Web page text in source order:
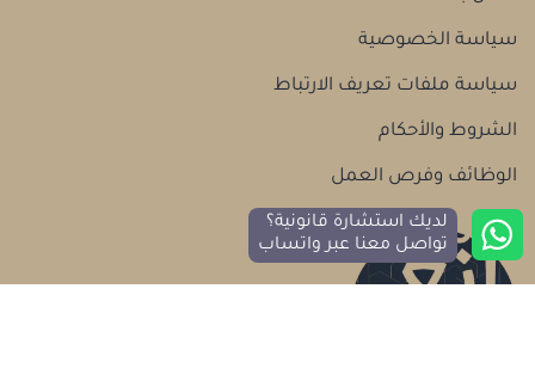
سياسة الخصوصية
سياسة ملفات تعريف الارتباط
الشروط والأحكام
الوظائف وفرص العمل
لديك استشارة قانونية؟
تواصل معنا عبر واتساب